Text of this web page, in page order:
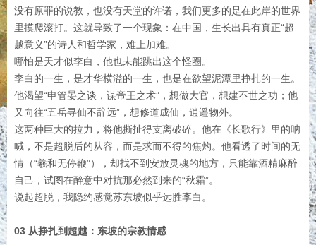
没有原罪的说教，也没有天堂的许诺，我们更多的是在此岸的世界
里摸爬滚打。这就导致了一个现象：在中国，生长出具有真正“超
越意义”的诗人和哲学家，难上加难。
哪怕是天才似李白，他也未能跳出这个怪圈。
李白的一生，是才华横溢的一生，也是在欲望泥潭里挣扎的一生。
他渴望“申管晏之谈，谋帝王之术”，想做大官，想建不世之功；他
又向往“五岳寻仙不辞远”，想修道成仙，逍遥物外。
这两种巨大的拉力，将他撕扯得支离破碎。他在《长歌行》里的呐
喊，不是超脱后的从容，而是求而不得的焦灼。他看透了时间的无
情（“羲和无停鞭”），却找不到安放灵魂的地方，只能靠酒精麻醉
自己，试图在醉意中对抗那必然到来的“秋霜”。
说起超脱，我隐约感觉苏东坡似乎远胜李白。
03 从挣扎到超越：东坡的宗教情感